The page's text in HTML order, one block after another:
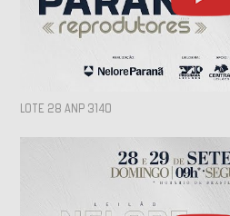
LOTE 28 ANP 3140